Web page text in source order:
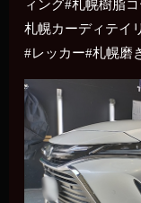
ィング#札幌樹脂
札幌カーディテイ
#レッカー#札幌磨